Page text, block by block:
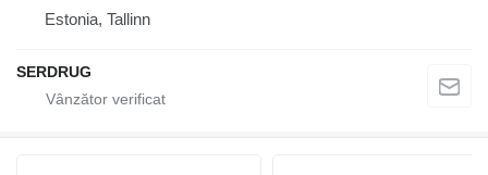
Estonia, Tallinn
SERDRUG